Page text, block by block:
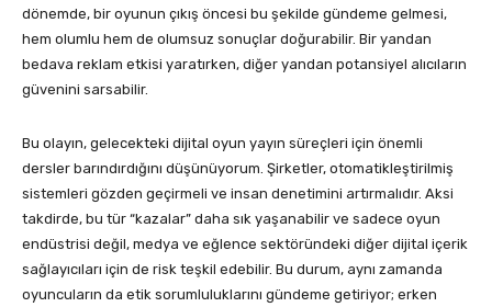
dönemde, bir oyunun çıkış öncesi bu şekilde gündeme gelmesi,
hem olumlu hem de olumsuz sonuçlar doğurabilir. Bir yandan
bedava reklam etkisi yaratırken, diğer yandan potansiyel alıcıların
güvenini sarsabilir.
Bu olayın, gelecekteki dijital oyun yayın süreçleri için önemli
dersler barındırdığını düşünüyorum. Şirketler, otomatikleştirilmiş
sistemleri gözden geçirmeli ve insan denetimini artırmalıdır. Aksi
takdirde, bu tür “kazalar” daha sık yaşanabilir ve sadece oyun
endüstrisi değil, medya ve eğlence sektöründeki diğer dijital içerik
sağlayıcıları için de risk teşkil edebilir. Bu durum, aynı zamanda
oyuncuların da etik sorumluluklarını gündeme getiriyor; erken